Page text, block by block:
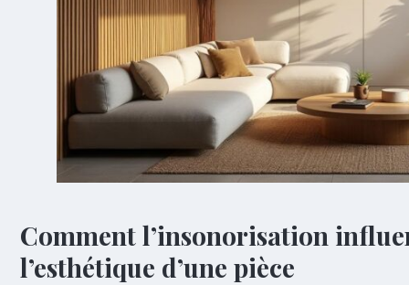
Comment l’insonorisation
l’esthétique d’une pièce